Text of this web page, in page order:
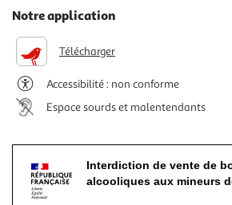
Notre application
Télécharger
Accessibilité : non conforme
Espace sourds et malentendants
Interdiction de vente de
alcooliques aux mineurs